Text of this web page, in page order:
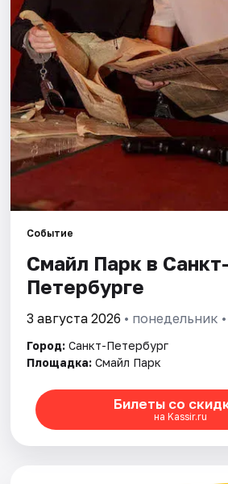
Артисты
Рейтинги
Событие
Смайл Парк в Санкт-
Петербурге
3 августа 2026 • понедельник
Город: Санкт-Петербург
Площадка: Смайл Парк
Билеты со
на Kassir.ru